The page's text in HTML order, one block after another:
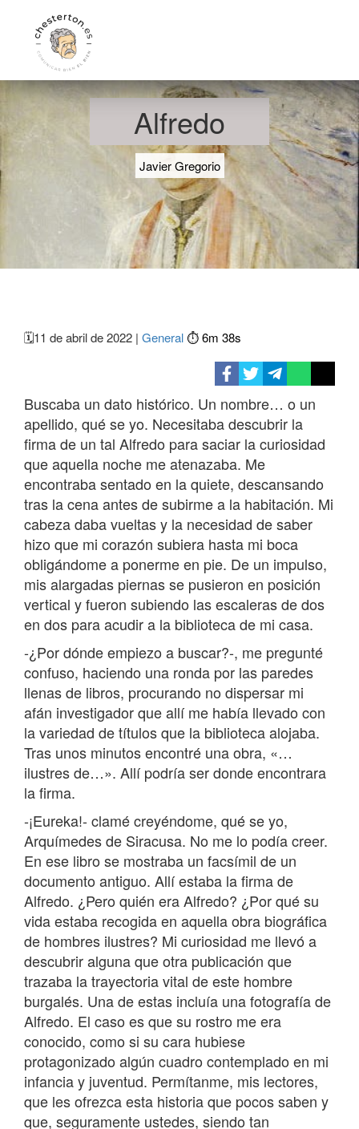
Alfredo
Javier Gregorio
🗓️11 de abril de 2022 | General ⏱️ 6m 38s
Buscaba un dato histórico. Un nombre… o un
apellido, qué se yo. Necesitaba descubrir la
firma de un tal Alfredo para saciar la curiosidad
que aquella noche me atenazaba. Me
encontraba sentado en la quiete, descansando
tras la cena antes de subirme a la habitación. Mi
cabeza daba vueltas y la necesidad de saber
hizo que mi corazón subiera hasta mi boca
obligándome a ponerme en pie. De un impulso,
mis alargadas piernas se pusieron en posición
vertical y fueron subiendo las escaleras de dos
en dos para acudir a la biblioteca de mi casa.
-¿Por dónde empiezo a buscar?-, me pregunté
confuso, haciendo una ronda por las paredes
llenas de libros, procurando no dispersar mi
afán investigador que allí me había llevado con
la variedad de títulos que la biblioteca alojaba.
Tras unos minutos encontré una obra, «…
ilustres de…». Allí podría ser donde encontrara
la firma.
-¡Eureka!- clamé creyéndome, qué se yo,
Arquímedes de Siracusa. No me lo podía creer.
En ese libro se mostraba un facsímil de un
documento antiguo. Allí estaba la firma de
Alfredo. ¿Pero quién era Alfredo? ¿Por qué su
vida estaba recogida en aquella obra biográfica
de hombres ilustres? Mi curiosidad me llevó a
descubrir alguna que otra publicación que
trazaba la trayectoria vital de este hombre
burgalés. Una de estas incluía una fotografía de
Alfredo. El caso es que su rostro me era
conocido, como si su cara hubiese
protagonizado algún cuadro contemplado en mi
infancia y juventud. Permítanme, mis lectores,
que les ofrezca esta historia que pocos saben y
que, seguramente ustedes, siendo tan